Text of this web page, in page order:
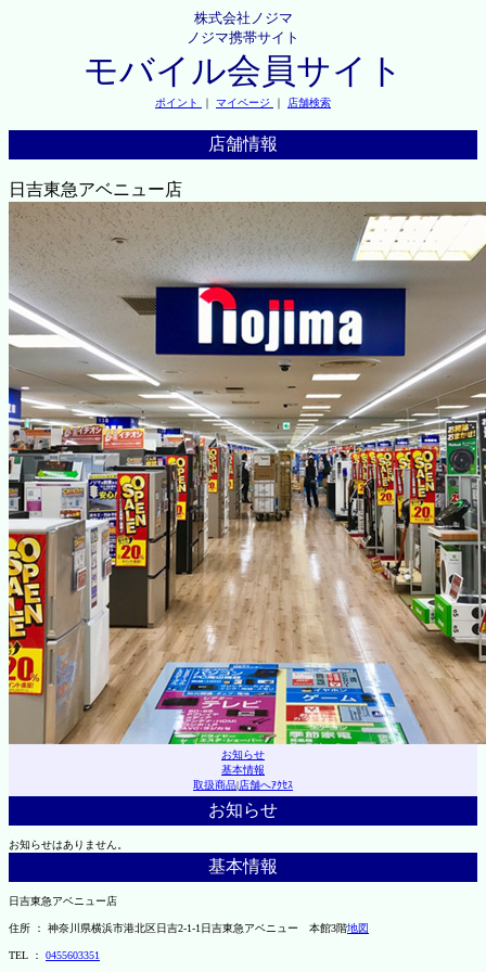
株式会社ノジマ
ノジマ携帯サイト
モバイル会員サイト
ポイント ｜ マイページ ｜ 店舗検索
店舗情報
日吉東急アベニュー店
お知らせ
基本情報
取扱商品|店舗へｱｸｾｽ
お知らせ
お知らせはありません。
基本情報
日吉東急アベニュー店
住所 ： 神奈川県横浜市港北区日吉2-1-1日吉東急アベニュー 本館3階地図
TEL ： 0455603351